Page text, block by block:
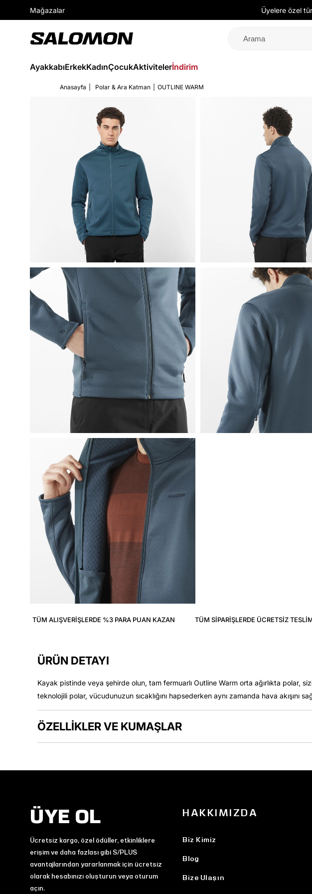
Mağazalar Üyelere özel
AyakkabıErkekKadınÇocukAktivitelerİndirim
Anasayfa Polar & Ara Katman OUTLINE WARM
TÜM ALIŞVERIŞLERDE %3 PARA PUAN KAZAN TÜM SIPARIŞLERDE ÜCRETSIZ
ÜRÜN DETAYI
Kayak pistinde veya şehirde olun, tam fermuarlı Outline Warm orta ağırlıkta polar,
teknolojili polar, vücudunuzun sıcaklığını hapsederken aynı zamanda hava akışını
ÖZELLİKLER VE KUMAŞLAR
ÜYE OL
Ücretsiz kargo, özel ödüller, etkinliklere
erişim ve daha fazlası gibi S/PLUS
avantajlarından yararlanmak için ücretsiz
olarak hesabınızı oluşturun veya oturum
açın.
HAKKIMIZDA
Biz Kimiz
Blog
Bize Ulaşın